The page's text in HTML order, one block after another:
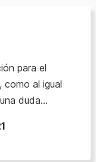
para el
como al igual
duda…